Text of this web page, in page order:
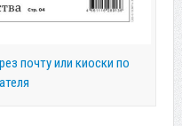
почту или киоски по